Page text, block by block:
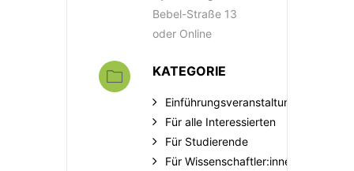
Bebel-Straße 13
oder Online
KATEGORIE
Einführungsveranstaltung
Für alle Interessierten
Für Studierende
Für Wissenschaftler:innen